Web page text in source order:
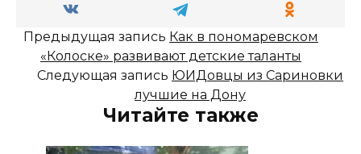
Предыдущая запись Как в пономаревском
«Колоске» развивают детские таланты
Следующая запись ЮИДовцы из Сариновки
лучшие на Дону
Читайте также